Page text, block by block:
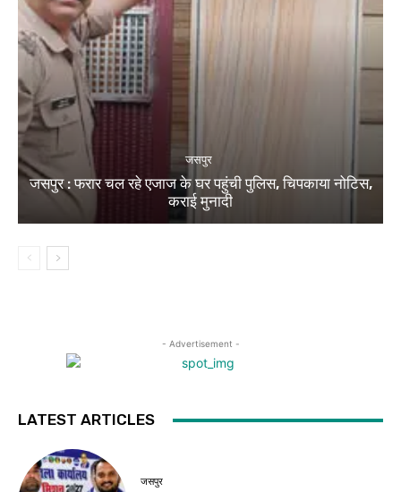
जसपुर
जसपुर : फरार चल रहे एजाज के घर पहुंची पुलिस, चिपकाया नोटिस,
कराई मुनादी
- Advertisement -
LATEST ARTICLES
जसपुर